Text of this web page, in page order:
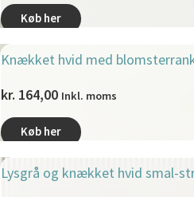
Køb her
Knækket hvid med
kr. 164,00 Inkl. moms
Køb her
Lysgrå og knækket hvid smal-